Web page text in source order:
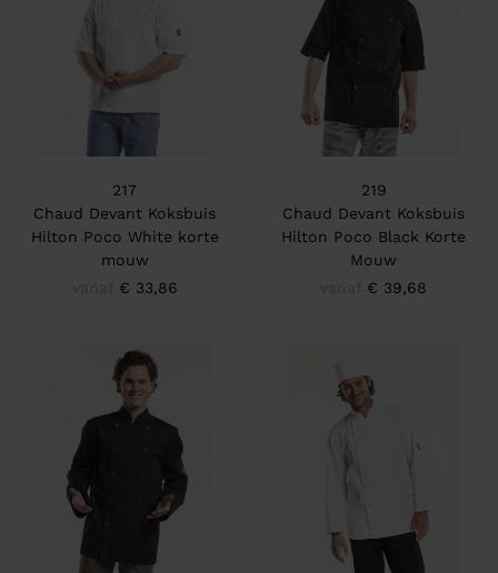
217
Chaud Devant Koksbuis
Hilton Poco White korte
mouw
€ 33,86
219
Chaud Devant Koksbuis
Hilton Poco Black Korte
Mouw
€ 39,68